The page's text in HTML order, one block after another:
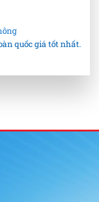
quốc giá tốt nhất.